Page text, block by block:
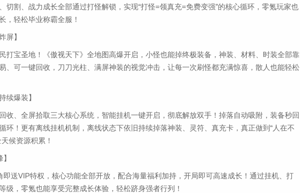
切割、战力成长全部通过打怪解锁，实现“打怪=领真充=免费变强”的核心循环，零氪玩家也
，轻松毕业称霸全服！
屏】
打宝圣地！《傲视天下》全地图高爆开启，小怪也能掉终极装备，神装、材料、时装全部靠
、可一键回收，刀刀光柱、满屏神装的视觉冲击，让每一次刷怪都充满惊喜，散人也能轻松
续爆装】
收、全屏拾取三大核心系统，智能挂机一键开启，彻底解放双手！掉落自动吸附，装备秒回
环！更有离线挂机机制，离线状态下依旧持续掉落神装、灵符、真充卡，真正做到“人在不
候资源积累！
送VIP特权，核心功能全部开放，配合海量福利加持，开局即可高速成长！通过挂机、打
级，零氪也能享受完整成长体验，轻松跻身强者行列！